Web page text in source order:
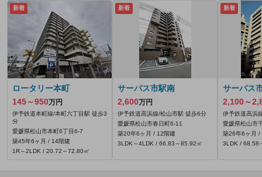
新着
ロータリー本町
145～950万円
伊予鉄道本町線/本町六丁目駅 徒歩3
分
愛媛県松山市本町6丁目6-7
築45年6ヶ月 / 14階建
1R～2LDK / 20.72～72.80㎡
新着
サーパス市駅南
2,600万円
伊予鉄道高浜線/松山市駅 徒歩6分
愛媛県松山市春日町6-11
築20年6ヶ月 / 12階建
3LDK～4LDK / 66.83～85.92㎡
新着
サーパス
2,100～
伊予鉄道高浜
愛媛県松山市
築26年6ヶ月 /
3LDK / 68.58